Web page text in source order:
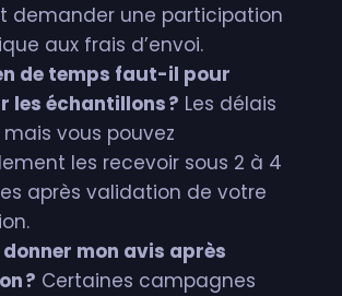
demander une participation
aux frais d’envoi.
de temps faut-il pour
les échantillons ? Les délais
vous pouvez
les recevoir sous 2 à 4
après validation de votre
mon avis après
? Certaines campagnes